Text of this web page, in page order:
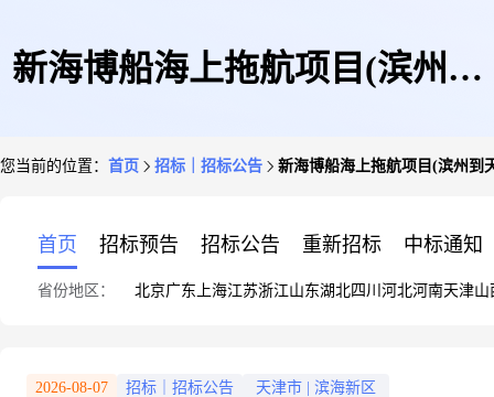
新海博船海上拖航项目(滨州到
您当前的位置： 首页 招标｜招标公告 新海博船海上拖航项目(滨州到
首页 招标预告 招标公告 重新招标 中标通知
省份地区： 北京广东 上海江苏浙江山东湖北四川 河北河南天津山
2026-08-07 招标｜招标公告 天津市 滨海新区